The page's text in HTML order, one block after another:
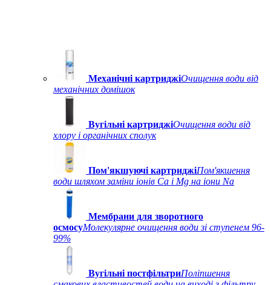
Механічні картриджіОчищення води від
механічних домішок
Вугільні картриджіОчищення води від
хлору і органічних сполук
Пом'якшуючі картриджіПом'якшення
води шляхом заміни іонів Ca і Mg на іони Na
Мембрани для зворотного
осмосуМолекулярне очищення води зі ступенем 96-
99%
Вугільні постфільтриПоліпшення